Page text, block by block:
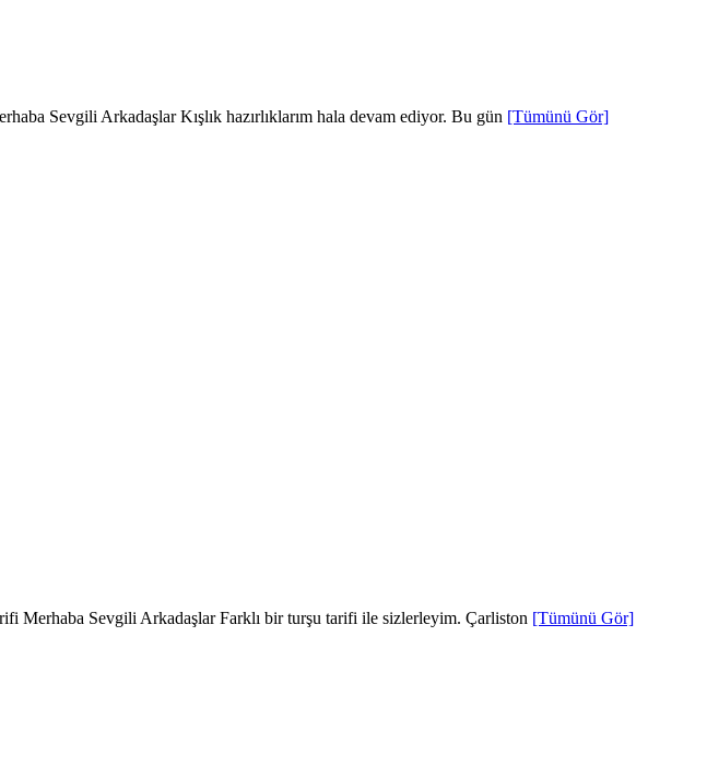
Sevgili Arkadaşlar Kışlık hazırlıklarım hala devam ediyor. Bu gün [Tümünü Gör]
Merhaba Sevgili Arkadaşlar Farklı bir turşu tarifi ile sizlerleyim. Çarliston [Tümünü Gör]